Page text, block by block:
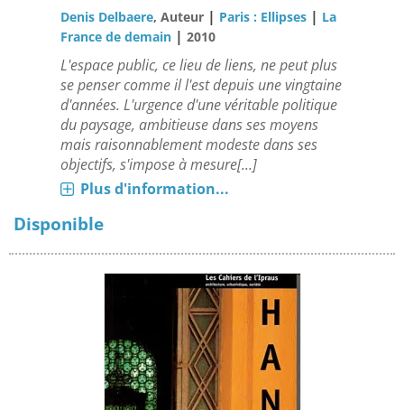
Denis Delbaere, Auteur | Paris : Ellipses | La
France de demain |2010
L'espace public, ce lieu de liens, ne peut plus
se penser comme il l'est depuis une vingtaine
d'années. L'urgence d'une véritable politique
du paysage, ambitieuse dans ses moyens
mais raisonnablement modeste dans ses
objectifs, s'impose à mesure[...]
Plus d'information...
Disponible